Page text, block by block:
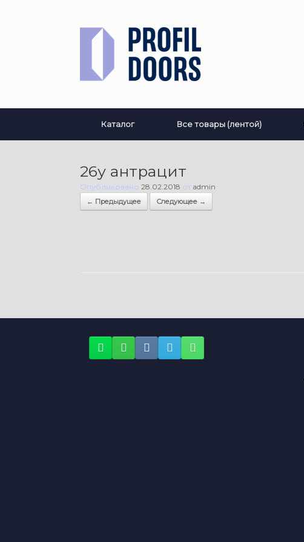
Каталог Все товары (лентой)
26у антрацит
Опубликовано 28.02.2018 от admin
← Предыдущее Следующее →